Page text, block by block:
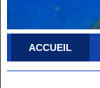
ACCUEIL